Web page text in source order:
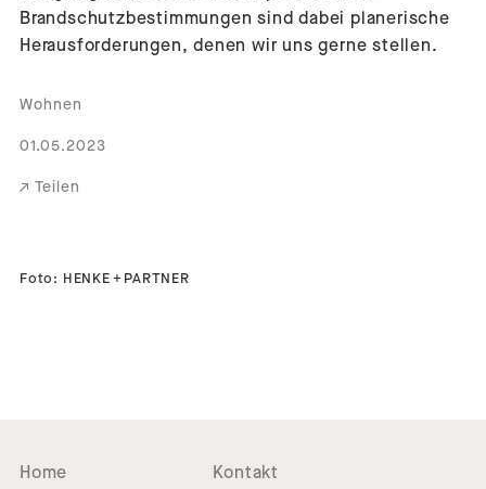
Brandschutzbestimmungen sind dabei planerische
Herausforderungen, denen wir uns gerne stellen.
Wohnen
01.05.2023
Teilen
Foto: HENKE + PARTNER
Home Kontakt